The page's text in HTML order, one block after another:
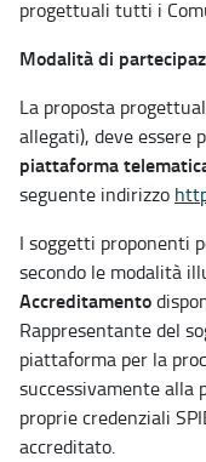
progettuali tutti i
Modalità di
La proposta
allegati), deve essere
piattaforma
seguente indirizzo
I soggetti proponenti
secondo le modalità
Accreditamento
Rappresentante del
piattaforma per la
successivamente alla
proprie credenziali
accreditato.